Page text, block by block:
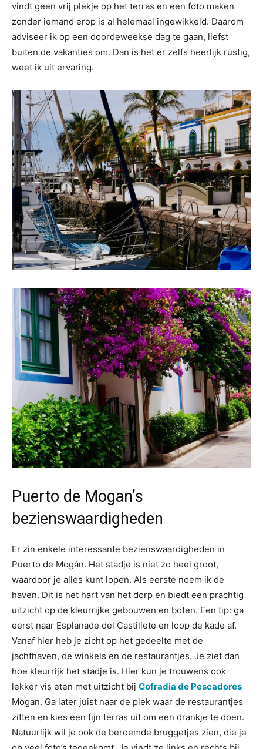
vindt geen vrij plekje op het terras en een foto maken
zonder iemand erop is al helemaal ingewikkeld. Daarom
adviseer ik op een doordeweekse dag te gaan, liefst
buiten de vakanties om. Dan is het er zelfs heerlijk rustig,
weet ik uit ervaring.
Puerto de Mogan’s
bezienswaardigheden
Er zin enkele interessante bezienswaardigheden in
Puerto de Mogán. Het stadje is niet zo heel groot,
waardoor je alles kunt lopen. Als eerste noem ik de
haven. Dit is het hart van het dorp en biedt een prachtig
uitzicht op de kleurrijke gebouwen en boten. Een tip: ga
eerst naar Esplanade del Castillete en loop de kade af.
Vanaf hier heb je zicht op het gedeelte met de
jachthaven, de winkels en de restaurantjes. Je ziet dan
hoe kleurrijk het stadje is. Hier kun je trouwens ook
lekker vis eten met uitzicht bij Cofradia de Pescadores
Mogan. Ga later juist naar de plek waar de restaurantjes
zitten en kies een fijn terras uit om een drankje te doen.
Natuurlijk wil je ook de beroemde bruggetjes zien, die je